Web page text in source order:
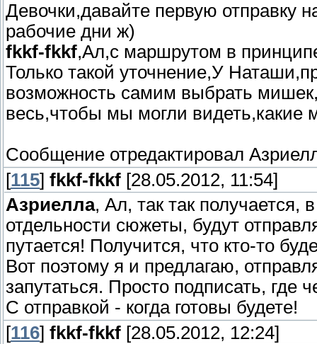
Девочки,давайте первую отправку
рабочие дни ж)
fkkf-fkkf,Ал,с маршрутом в
Только такой уточнение,У
возможность самим выбрать
весь,чтобы мы могли
Сообщение отредактировал
[115] fkkf-fkkf [28.05.2012, 11:54]
Азриелла, Ал, так так получается,
отдельности сюжеты, будут
путается! Получится, что кто-то
Вот поэтому я и предлагаю,
запутаться. Просто подписать, где
С отправкой - когда готовы будете!
[116] fkkf-fkkf [28.05.2012, 12:24]